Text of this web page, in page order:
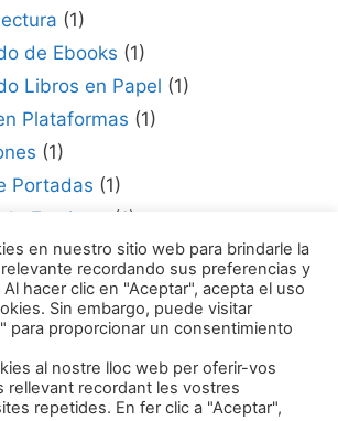
(1)
de Ebooks (1)
Libros en Papel (1)
Plataformas (1)
(1)
Portadas (1)
Escritura
(1)
Edición (1)
tu Obra (1)
(1)
en nuestro sitio web para brindarle la
recordando sus preferencias y
hacer clic en "Aceptar", acepta el uso
Sin embargo, puede visitar
para proporcionar un consentimiento
al nostre lloc web per oferir-vos
rellevant recordant les vostres
repetides. En fer clic a "Aceptar",